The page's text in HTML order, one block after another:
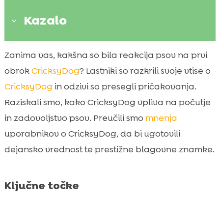
3 Kazalo
 Uvod v CricksyDog hrano
 Prvi vtisi lastnikov
 Vpliv CricksyDog hrane na prebavo
 Sreča in energija po obroku
Prvi obrok CricksyDog hrane mnenje
Primerjava z drugimi pasjimi hrani
Hipoalergene formule CricksyDog
CricksyDog Ely mokra hrana
Zanima vas, kakšna so bila reakcija psov na prvi
obrokCricksyDog? Lastniki so razkrili svoje vtise o
CricksyDogin odzivi so presegli pričakovanja.
Raziskali smo, kako CricksyDog vpliva na počutje
in zadovoljstvo psov. Preučili smo mnenja
uporabnikov o CricksyDog, da bi ugotovili
dejansko vrednost te prestižne blagovne znamke.
Ključne točke